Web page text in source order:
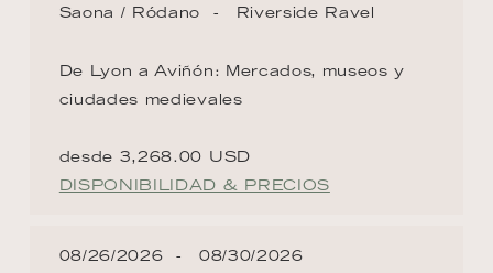
Saona / Ródano Riverside Ravel
De Lyon a Aviñón: Mercados, museos y
ciudades medievales
desde 3,268.00 USD
DISPONIBILIDAD & PRECIOS
08/26/2026 08/30/2026